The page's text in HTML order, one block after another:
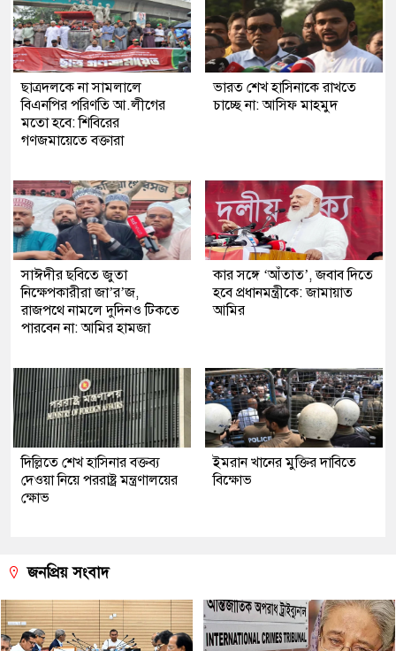
ছাত্রদলকে না সামলালে
বিএনপির পরিণতি আ.লীগের
মতো হবে: শিবিরের
গণজমায়েতে বক্তারা
ভারত শেখ হাসিনাকে রাখতে
চাচ্ছে না: আসিফ মাহমুদ
সাঈদীর ছবিতে জুতা
নিক্ষেপকারীরা জা’র’জ,
রাজপথে নামলে দুদিনও টিকতে
পারবেন না: আমির হামজা
কার সঙ্গে ‘আঁতাত’, জবাব দিতে
হবে প্রধানমন্ত্রীকে: জামায়াত
আমির
দিল্লিতে শেখ হাসিনার বক্তব্য
দেওয়া নিয়ে পররাষ্ট্র মন্ত্রণালয়ের
ক্ষোভ
ইমরান খানের মুক্তির দাবিতে
বিক্ষোভ
জনপ্রিয় সংবাদ